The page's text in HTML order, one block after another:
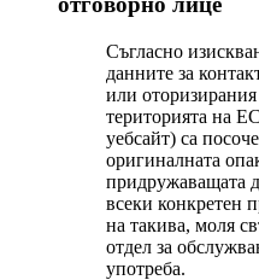
Съгласно
данните за
или оторизирания
територията на
уебсайт) са
оригиналната
придружаващата
всеки конкретен
на такива, моля
отдел за
употреба.